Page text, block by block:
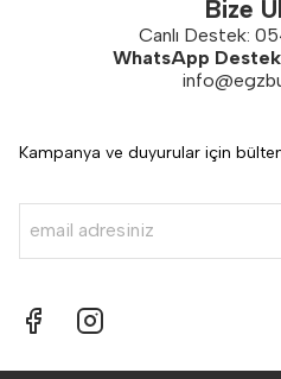
Bize
Canlı Destek:
WhatsApp
Kampanya ve duyurular için